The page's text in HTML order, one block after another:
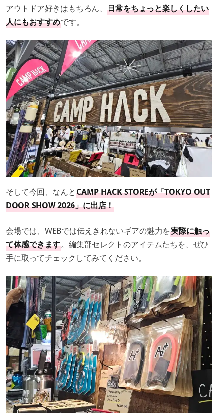
アウトドア好きはもちろん、 日常をちょっと楽しくしたい
人にもおすすめです。
そして今回、なんとCAMP HACK STOREが「TOKYO OUT
DOOR SHOW 2026」に出店！
会場では、WEBでは伝えきれないギアの魅力を実際に触っ
て体感できます。編集部セレクトのアイテムたちを、ぜひ
手に取ってチェックしてみてください。